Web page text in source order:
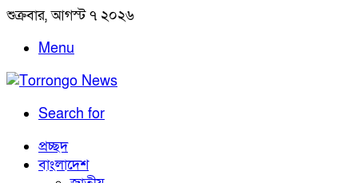
শুক্রবার, আগস্ট ৭ ২০২৬
Menu
Search for
প্রচ্ছদ
বাংলাদেশ